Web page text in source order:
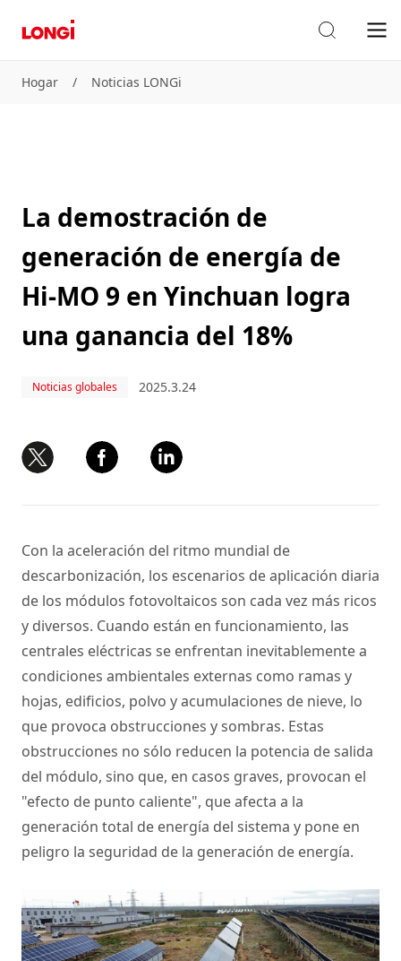
Hogar / Noticias LONGi
La demostración de
generación de energía de
Hi-MO 9 en Yinchuan logra
una ganancia del 18%
Noticias globales 2025.3.24
Con la aceleración del ritmo mundial de
descarbonización, los escenarios de aplicación diaria
de los módulos fotovoltaicos son cada vez más ricos
y diversos. Cuando están en funcionamiento, las
centrales eléctricas se enfrentan inevitablemente a
condiciones ambientales externas como ramas y
hojas, edificios, polvo y acumulaciones de nieve, lo
que provoca obstrucciones y sombras. Estas
obstrucciones no sólo reducen la potencia de salida
del módulo, sino que, en casos graves, provocan el
"efecto de punto caliente", que afecta a la
generación total de energía del sistema y pone en
peligro la seguridad de la generación de energía.